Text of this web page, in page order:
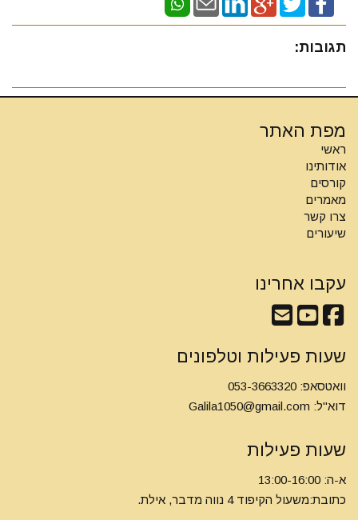
תגובות:
מפת האתר
ראשי
אודותינו
קורסים
מאמרים
צרו קשר
שיעורים
עקבו אחרינו
שעות פעילות וטלפונים
וואטסאפ: 053-3663320
דוא"ל: Galila1050@gmail.com
שעות פעילות
א-ה: 13:00-16:00
כתובת:משעול הקיפוד 4 נווה מדבר, אילת.